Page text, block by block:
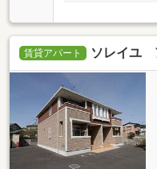
賃貸アパート ソレイユ